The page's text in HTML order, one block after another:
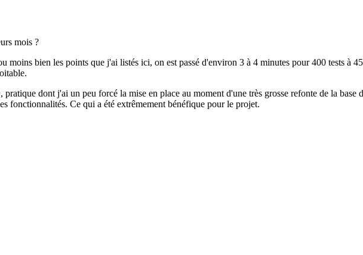
mois ?
bien les points que j'ai listés ici, on est passé d'environ 3 à 4 minutes pour 400 tests à
dont j'ai un peu forcé la mise en place au moment d'une très grosse refonte de la base
fonctionnalités. Ce qui a été extrêmement bénéfique pour le projet.